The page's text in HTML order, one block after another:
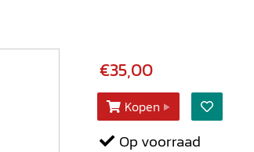
€35,00
Kopen
Op voorraad